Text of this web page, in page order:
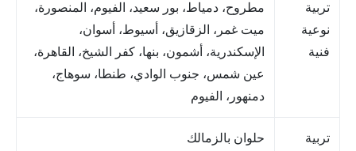
تربية
نوعية
فنية
مطروح، دمياط، بور سعيد، الفيوم، المنصورة،
ميت غمر، الزقازيق، أسيوط، أسوان،
الإسكندرية، أشمون، بنها، كفر الشيخ، القاهرة،
عين شمس، جنوب الوادي، طنطا، سوهاج،
دمنهور، الفيوم
تربية
حلوان بالزمالك